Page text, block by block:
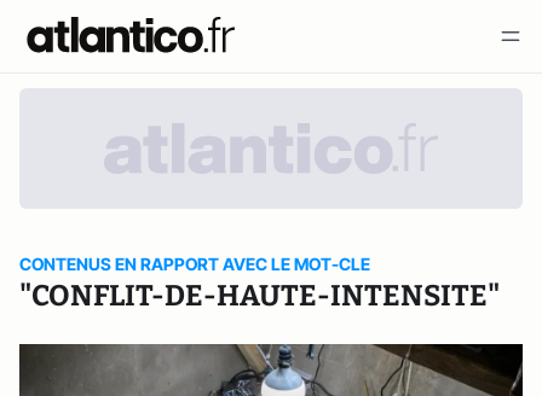
CONTENUS EN RAPPORT AVEC LE MOT-CLE
"CONFLIT-DE-HAUTE-INTENSITE"